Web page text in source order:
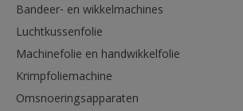
Bandeer- en wikkelmachines
Luchtkussenfolie
Machinefolie en handwikkelfolie
Krimpfoliemachine
Omsnoeringsapparaten